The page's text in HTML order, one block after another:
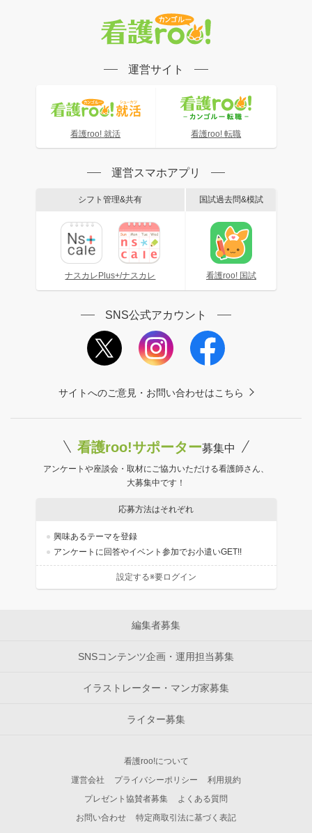
運営サイト
看護roo! 就活 看護roo! 転職
運営スマホアプリ
シフト管理&共有
ナスカレPlus+/ナスカレ
国試過去問&模試
看護roo! 国試
SNS公式アカウント
サイトへのご意見・お問い合わせはこちら
看護roo!サポーター募集中
アンケートや座談会・取材にご協力いただける看護師さん、
大募集中です！
応募方法はそれぞれ
興味あるテーマを登録
アンケートに回答やイベント参加でお小遣いGET!!
設定する※要ログイン
編集者募集
SNSコンテンツ企画・運用担当募集
イラストレーター・マンガ家募集
ライター募集
看護roo!について
運営会社
プライバシーポリシー
利用規約
プレゼント協賛者募集
よくある質問
お問い合わせ
特定商取引法に基づく表記